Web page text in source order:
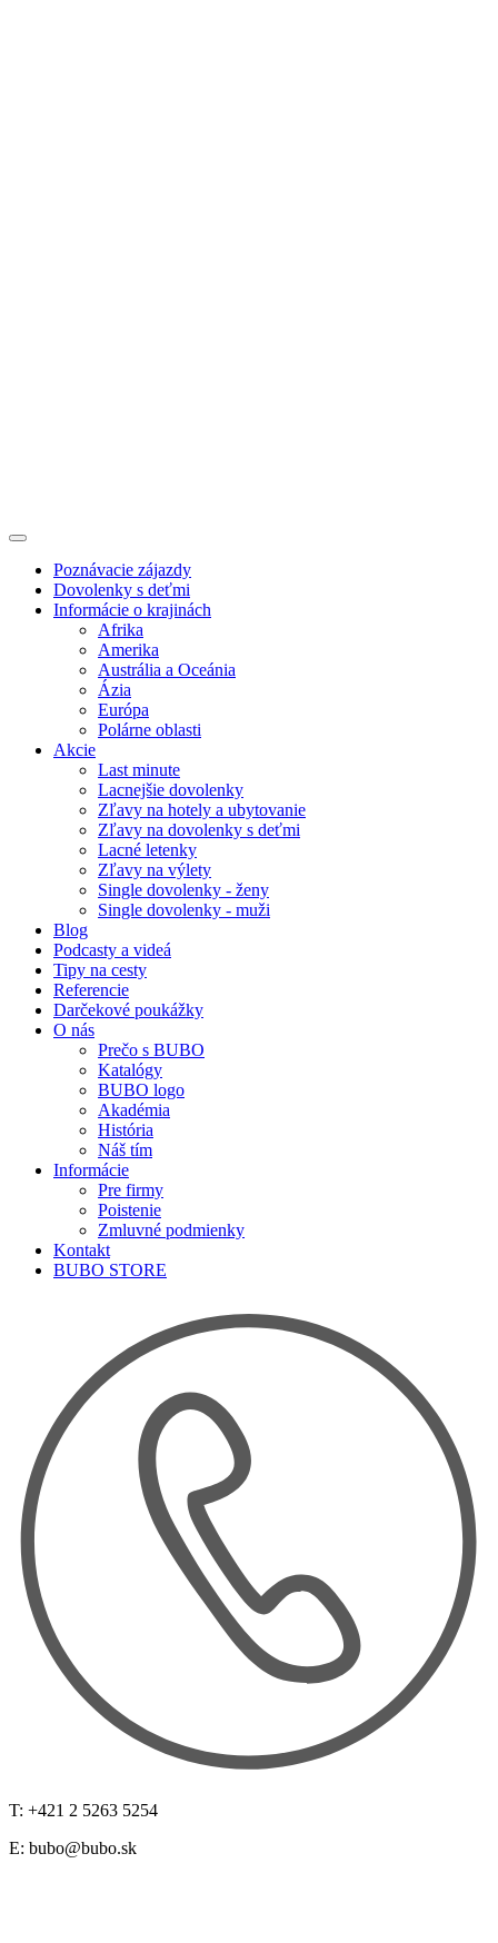
Poznávacie zájazdy
Dovolenky s deťmi
Informácie o krajinách
Afrika
Amerika
Austrália a Oceánia
Ázia
Európa
Polárne oblasti
Akcie
Last minute
Lacnejšie dovolenky
Zľavy na hotely a ubytovanie
Zľavy na dovolenky s deťmi
Lacné letenky
Zľavy na výlety
Single dovolenky - ženy
Single dovolenky - muži
Blog
Podcasty a videá
Tipy na cesty
Referencie
Darčekové poukážky
O nás
Prečo s BUBO
Katalógy
BUBO logo
Akadémia
História
Náš tím
Informácie
Pre firmy
Poistenie
Zmluvné podmienky
Kontakt
BUBO STORE
T: +421 2 5263 5254
E: bubo@bubo.sk